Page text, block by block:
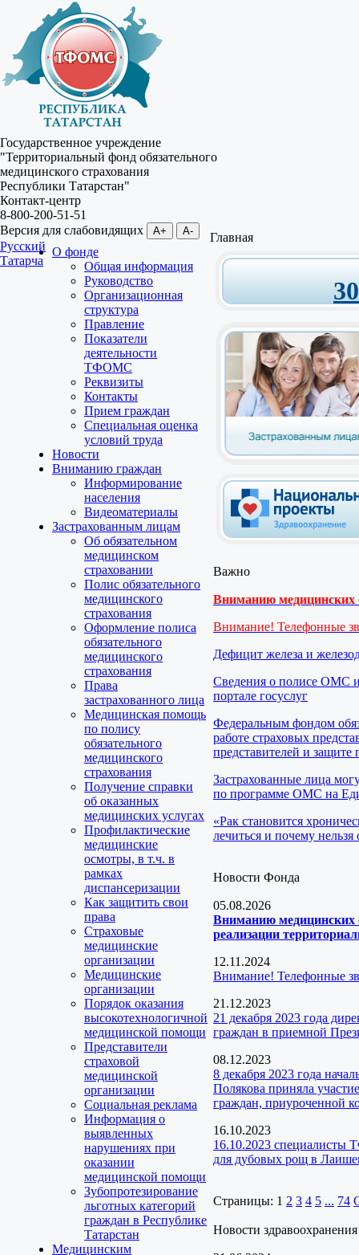
Государственное учреждение
"Территориальный фонд обязательного
медицинского страхования
Республики Татарстан"
Контакт-центр
8-800-200-51-51
Версия для слабовидящих
A+ A-
Русский
Татарча
О фонде
Общая информация
Руководство
Организационная
структура
Правление
Показатели
деятельности
ТФОМС
Реквизиты
Контакты
Прием граждан
Специальная оценка
условий труда
Новости
Вниманию граждан
Информирование
населения
Видеоматериалы
Застрахованным лицам
Об обязательном
медицинском
страховании
Полис обязательного
медицинского
страхования
Оформление полиса
обязательного
медицинского
страхования
Права
застрахованного лица
Медицинская помощь
по полису
обязательного
медицинского
страхования
Получение справки
об оказанных
медицинских услугах
Профилактические
медицинские
осмотры, в т.ч. в
рамках
диспансеризации
Как защитить свои
права
Страховые
медицинские
организации
Медицинские
организации
Порядок оказания
высокотехнологичной
медицинской помощи
Представители
страховой
медицинской
организации
Социальная реклама
Информация о
выявленных
нарушениях при
оказании
медицинской помощи
Зубопротезирование
льготных категорий
граждан в Республике
Татарстан
Медицинским
Главная
Важно
Вниманию медицинских
Внимание! Телефонные
Дефицит железа и
Сведения о полисе ОМС
портале госуслуг
Федеральным фондом
работе страховых
представителей и защите
Застрахованные лица
по программе ОМС на
«Рак становится
лечиться и почему нельзя
Новости Фонда
05.08.2026
Вниманию медицинских
реализации
12.11.2024
Внимание! Телефонные
21.12.2023
21 декабря 2023 года
граждан в приемной
08.12.2023
8 декабря 2023 года
Полякова приняла
граждан, приуроченной
16.10.2023
16.10.2023 специалисты
для дубовых рощ в
Страницы: 1 2 3 4 5 ... 74
Новости здравоохранения